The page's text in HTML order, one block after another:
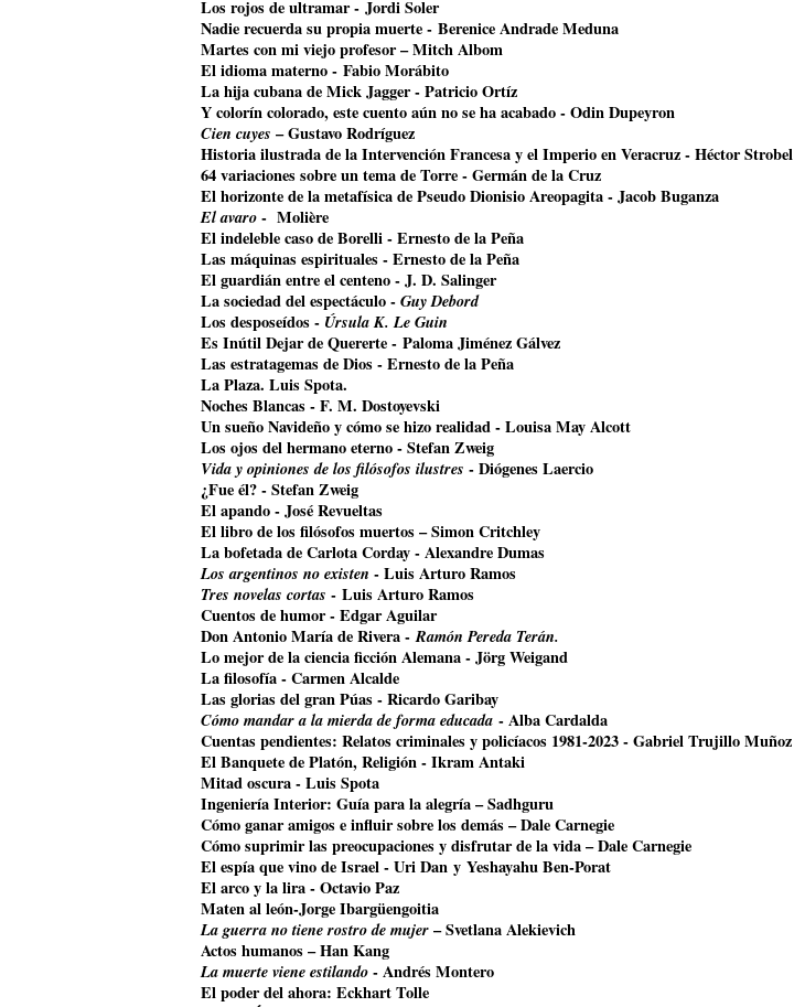
Los rojos de ultramar - Jordi Soler
Nadie recuerda su propia muerte - Berenice Andrade Meduna
Martes con mi viejo profesor – Mitch Albom
El idioma materno - Fabio Morábito
La hija cubana de Mick Jagger- Patricio Ortíz
Y colorín colorado, este cuento aún no se ha acabado - Odin Dupeyron
Cien cuyes – Gustavo Rodríguez
Historia ilustrada de la Intervención Francesa y el Imperio en Veracruz - Héctor Strobel
64 variaciones sobre un tema de Torre - Germán de la Cruz
El horizonte de la metafísica de Pseudo Dionisio Areopagita - Jacob Buganza
El avaro- Molière
El indeleble caso de Borelli - Ernesto de la Peña
Las máquinas espirituales - Ernesto de la Peña
El guardián entre el centeno - J. D. Salinger
La sociedad del espectáculo -Guy Debord
Los desposeídos - Úrsula K. Le Guin
Es Inútil Dejar de Quererte - Paloma Jiménez Gálvez
Las estratagemas de Dios - Ernesto de la Peña
La Plaza. Luis Spota.
Noches Blancas - F. M. Dostoyevski
Un sueño Navideño y cómo se hizo realidad - Louisa May Alcott
Los ojos del hermano eterno - Stefan Zweig
Vida y opiniones de los filósofos ilustres - Diógenes Laercio
¿Fue él? - Stefan Zweig
El apando - José Revueltas
El libro de los filósofos muertos – Simon Critchley
La bofetada de Carlota Corday - Alexandre Dumas
Los argentinos no existen - Luis Arturo Ramos
Tres novelas cortas - Luis Arturo Ramos
Cuentos de humor - Edgar Aguilar
Don Antonio María de Rivera -Ramón Pereda Terán.
Lo mejor de la ciencia ficción Alemana - Jörg Weigand
La filosofía - Carmen Alcalde
Las glorias del gran Púas - Ricardo Garibay
Cómo mandar a la mierda de forma educada - Alba Cardalda
Cuentas pendientes: Relatos criminales y policíacos 1981-2023 - Gabriel Trujillo Muñoz
El Banquete de Platón, Religión - Ikram Antaki
Mitad oscura - Luis Spota
Ingeniería Interior: Guía para la alegría – Sadhguru
Cómo ganar amigos e influir sobre los demás – Dale Carnegie
Cómo suprimir las preocupaciones y disfrutar de la vida – Dale Carnegie
El espía que vino de Israel - Uri Dan y Yeshayahu Ben-Porat
El arco y la lira - Octavio Paz
Maten al león-Jorge Ibargüengoitia
La guerra no tiene rostro de mujer– Svetlana Alekievich
Actos humanos – Han Kang
La muerte viene estilando- Andrés Montero
El poder del ahora: Eckhart Tolle